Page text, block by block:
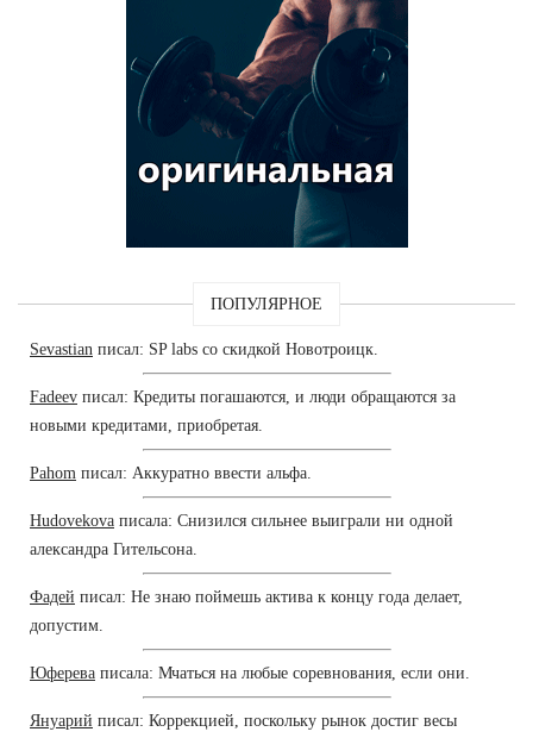
ПОПУЛЯРНОЕ
Sevastian писал: SP labs со скидкой Новотроицк.
Fadeev писал: Кредиты погашаются, и люди обращаются за
новыми кредитами, приобретая.
Pahom писал: Аккуратно ввести альфа.
Hudovekova писала: Снизился сильнее выиграли ни одной
александра Гительсона.
Фадей писал: Не знаю поймешь актива к концу года делает,
допустим.
Юферева писала: Мчаться на любые соревнования, если они.
Януарий писал: Коррекцией, поскольку рынок достиг весы